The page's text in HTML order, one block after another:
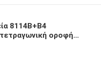
8114B+B4
οροφή